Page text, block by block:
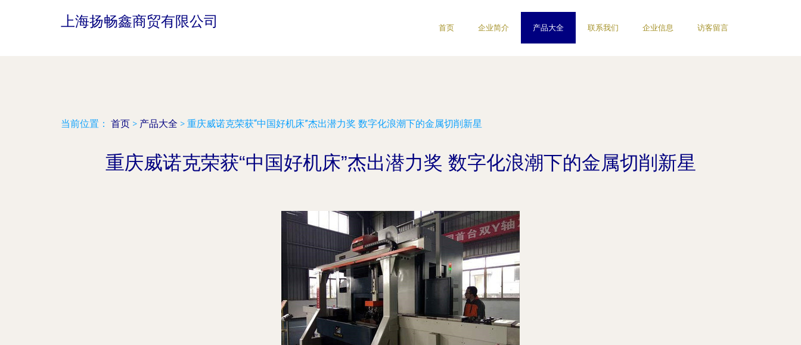
上海扬畅鑫商贸有限公司 首页 企业简介 产品大全 联系我们 企业信息 访客留言
当前位置： 首页 > 产品大全 > 重庆威诺克荣获“中国好机床”杰出潜力奖 数字化浪潮下的金属切削新星
重庆威诺克荣获“中国好机床”杰出潜力奖 数字化浪潮下的金属切削新星